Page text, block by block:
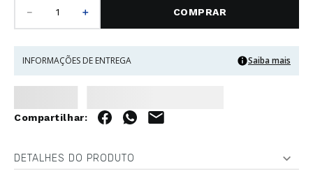
＋
－ COMPRAR
INFORMAÇÕES DE ENTREGA Saiba mais
DETALHES DO PRODUTO